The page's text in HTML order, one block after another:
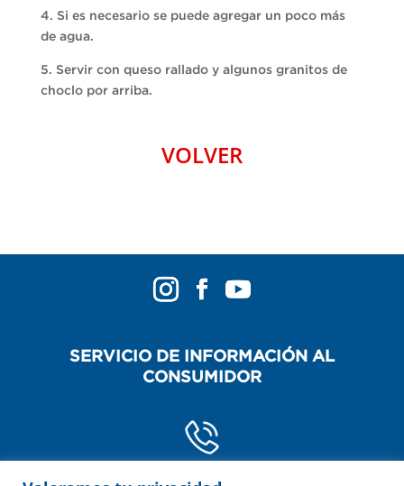
4. Si es necesario se puede agregar un poco más
de agua.
5. Servir con queso rallado y algunos granitos de
choclo por arriba.
VOLVER
SERVICIO DE INFORMACIÓN AL
CONSUMIDOR